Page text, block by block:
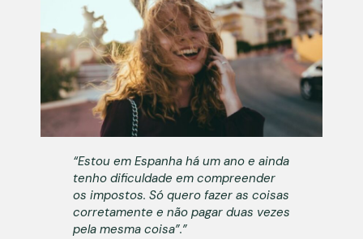
“Estou em Espanha há um ano e ainda
tenho dificuldade em compreender
os impostos. Só quero fazer as coisas
corretamente e não pagar duas vezes
pela mesma coisa”.”